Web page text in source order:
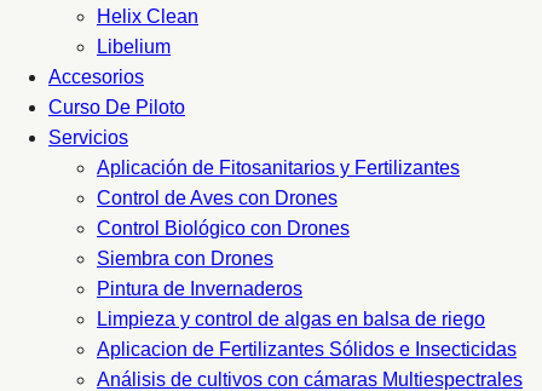
Helix Clean
Libelium
Accesorios
Curso De Piloto
Servicios
Aplicación de Fitosanitarios y Fertilizantes
Control de Aves con Drones
Control Biológico con Drones
Siembra con Drones
Pintura de Invernaderos
Limpieza y control de algas en balsa de riego
Aplicacion de Fertilizantes Sólidos e Insecticidas
Análisis de cultivos con cámaras Multiespectrales